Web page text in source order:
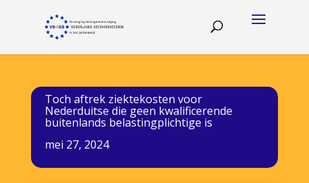
Toch aftrek ziektekosten voor
Nederduitse die geen kwalificerende
buitenlands belastingplichtige is
mei 27, 2024